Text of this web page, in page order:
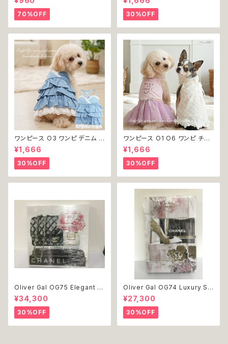
ーム コスプレ ドッグウェア dog
犬 猫 ペット 服 犬服 洋服 オシ
ャレ かわいい 小型犬 返品交換
不可
70%OFF
犬服 小型 猫 服 洋服 ペット do
g ドッグウェア おしゃれ かわい
い 返品交換不可
30%OFF
ワンピース O3 ワンピ デニム プ
リーツ レース 女の子 犬 犬服
小型 猫 服 洋服 ペット dog ド
ッグウェア おしゃれ かわいい 返
品交換不可
¥1,666
30%OFF
ワンピース O1 O6 ワンピ チュ
ール レース 花 フラワー 女の子
犬 犬服 小型 猫 服 洋服 ペット
dog ドッグウェア おしゃれ かわ
いい 返品交換不可
¥1,666
30%OFF
Oliver Gal OG75 Elegant E
ssentials Paris 絵 アート イ
ンテリア お祝い 贈り物 プレゼ
ント 結婚 新築 開店 周年 バー
スデイ 誕生日 ご褒美
¥34,300
30%OFF
Oliver Gal OG74 Luxury St
acked Shoes Rose Giftbo
x 絵 アート インテリア お祝い
贈り物 プレゼント 結婚 新築 開
店 周年 バースデイ 誕生日 ご褒
美
¥27,300
30%OFF